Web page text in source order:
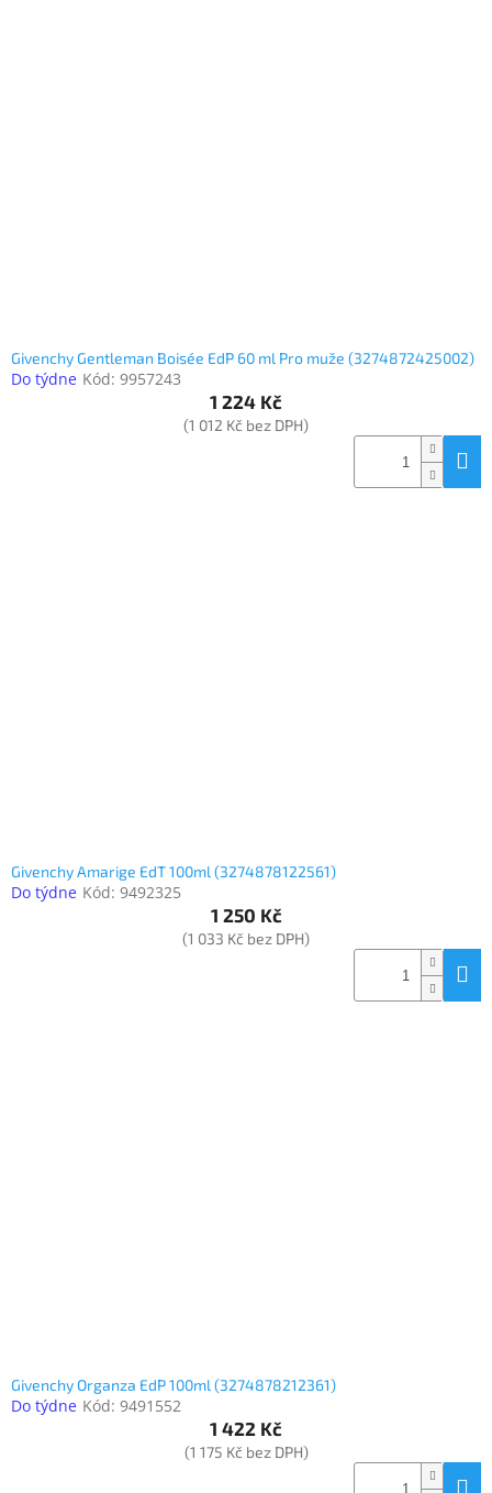
Givenchy Gentleman Boisée EdP 60 ml Pro muže (3274872425002)
Do týdne Kód: 9957243
1 224 Kč
(1 012 Kč bez DPH)
Givenchy Amarige EdT 100ml (3274878122561)
Do týdne Kód: 9492325
1 250 Kč
(1 033 Kč bez DPH)
Givenchy Organza EdP 100ml (3274878212361)
Do týdne Kód: 9491552
1 422 Kč
(1 175 Kč bez DPH)